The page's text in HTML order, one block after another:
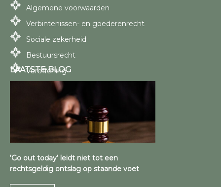
Algemene voorwaarden
Verbintenissen- en goederenrecht
Sociale zekerheid
Bestuursrecht
Vereffening
LAATSTE BLOG
‘Go out today’ leidt niet tot een
rechtsgeldig ontslag op staande voet